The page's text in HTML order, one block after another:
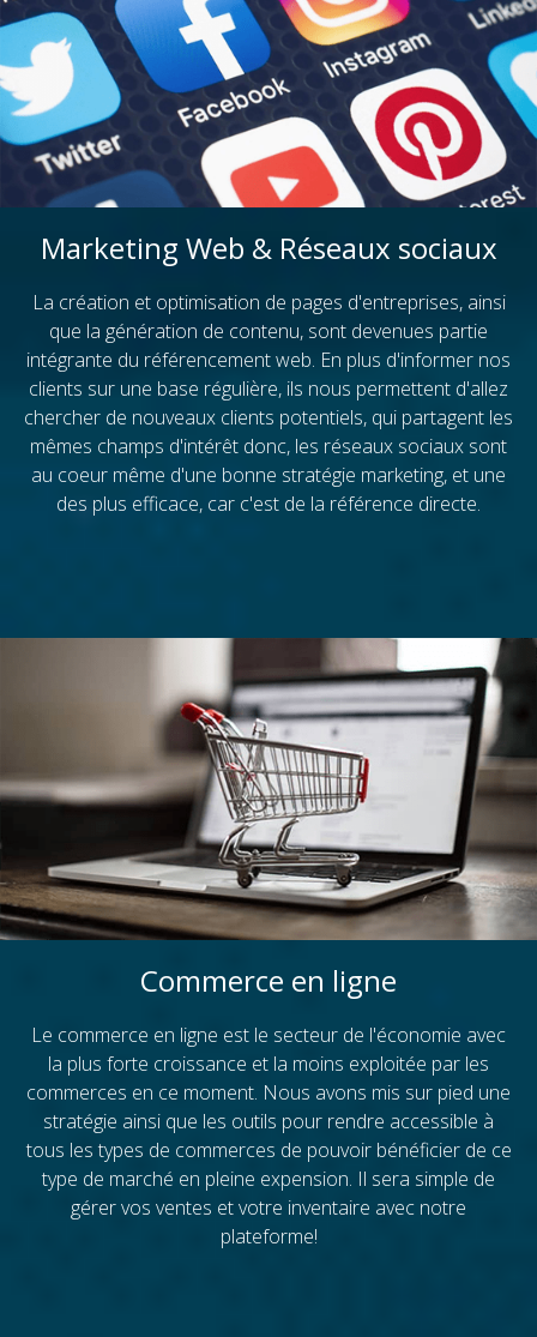
Marketing Web & Réseaux sociaux
La création et optimisation de pages d'entreprises, ainsi
que la génération de contenu, sont devenues partie
intégrante du référencement web. En plus d'informer nos
clients sur une base régulière, ils nous permettent d'allez
chercher de nouveaux clients potentiels, qui partagent les
mêmes champs d'intérêt donc, les réseaux sociaux sont
au coeur même d'une bonne stratégie marketing, et une
des plus efficace, car c'est de la référence directe.
Commerce en ligne
Le commerce en ligne est le secteur de l'économie avec
la plus forte croissance et la moins exploitée par les
commerces en ce moment. Nous avons mis sur pied une
stratégie ainsi que les outils pour rendre accessible à
tous les types de commerces de pouvoir bénéficier de ce
type de marché en pleine expension. Il sera simple de
gérer vos ventes et votre inventaire avec notre
plateforme!